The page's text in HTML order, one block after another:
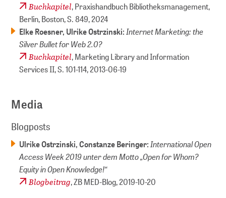
Buchkapitel, Praxishandbuch Bibliotheksmanagement,
Berlin, Boston, S. 849,2024
Elke Roesner, Ulrike Ostrzinski:Internet Marketing: the
Silver Bullet for Web 2.0?
Buchkapitel, Marketing Library and Information
Services II, S. 101-114,2013-06-19
Media
Blogposts
Ulrike Ostrzinski, Constanze Beringer:International Open
Access Week 2019 unter dem Motto „Open for Whom?
Equity in Open Knowledge!“
Blogbeitrag, ZB MED-Blog,2019-10-20